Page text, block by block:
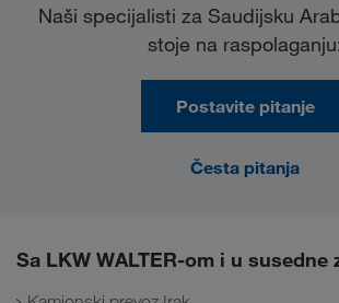
Naši specijalisti za Saudijsku
stoje na
Postavite pitanje
Česta pitanja
Sa LKW WALTER-om i u susedne